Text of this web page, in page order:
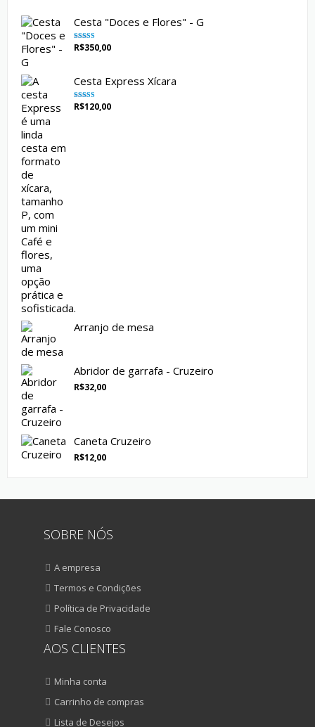
Cesta "Doces e Flores" - G
Avaliação
5.00de 5
R$350,00
Cesta Express Xícara
Avaliação
5.00 de 5
R$120,00
Arranjo de mesa
Abridor de garrafa - Cruzeiro
R$32,00
Caneta Cruzeiro
R$12,00
SOBRE NÓS
A empresa
Termos e Condições
Política de Privacidade
Fale Conosco
AOS CLIENTES
Minha conta
Carrinho de compras
Lista de Desejos